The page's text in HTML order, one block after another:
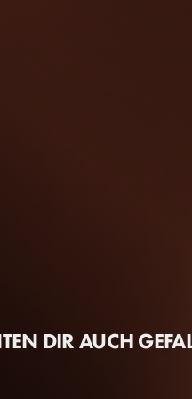
DIR AUCH